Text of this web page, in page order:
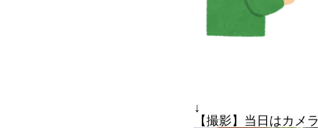
↓
【撮影】当日はカメ